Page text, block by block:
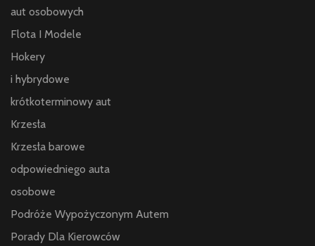
aut osobowych
Flota I Modele
Hokery
i hybrydowe
krótkoterminowy aut
Krzesła
Krzesła barowe
odpowiedniego auta
osobowe
Podróże Wypożyczonym Autem
Porady Dla Kierowców